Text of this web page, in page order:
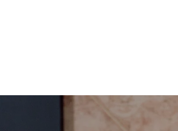
последние могут быть
выбора покупки